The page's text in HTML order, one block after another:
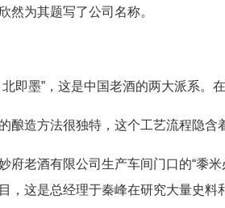
然为其题写了公司名称。
墨”，这是中国老酒的两大派系。在
造方法很独特，这个工艺流程隐含
老酒有限公司生产车间门口的“黍米
，这是总经理于秦峰在研究大量史